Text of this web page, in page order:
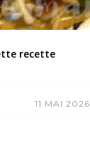
recette
11 MAI 2026
/